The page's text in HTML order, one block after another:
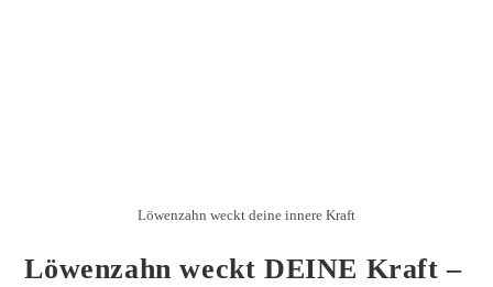
Löwenzahn weckt deine innere Kraft
Löwenzahn weckt DEINE Kraft –